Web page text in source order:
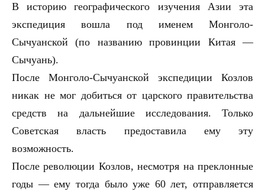
В историю географического изучения Азии эта
экспедиция вошла под именем Монголо-
Сычуанской (по названию провинции Китая —
Сычуань).
После Монголо-Сычуанской экспедиции Козлов
никак не мог добиться от царского правительства
средств на дальнейшие исследования. Только
Советская власть предоставила ему эту
возможность.
После революции Козлов, несмотря на преклонные
годы — ему тогда было уже 60 лет, отправляется